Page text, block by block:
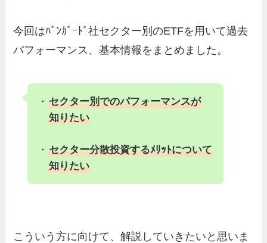
今回はﾊﾞﾝｶﾞｰﾄﾞ社セクター別のETFを用いて過去
パフォーマンス、基本情報をまとめました。
・セクター別でのパフォーマンスが
知りたい
・セクター分散投資するﾒﾘｯﾄについて
知りたい
こういう方に向けて、解説していきたいと思いま